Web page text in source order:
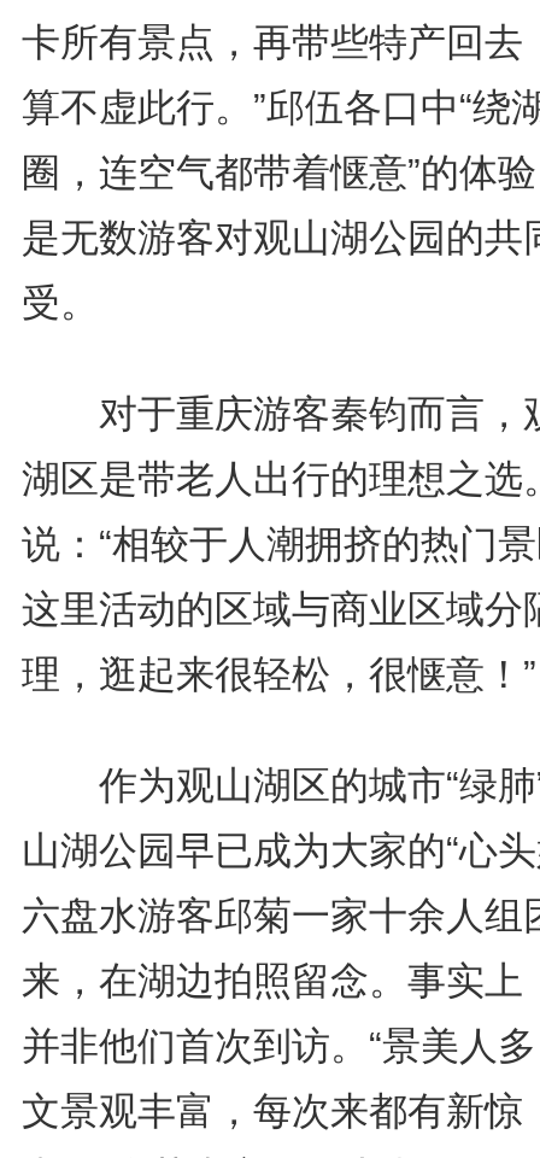
卡所有景点，再带些特产回去
算不虚此行。”邱伍各口中“绕
圈，连空气都带着惬意”的体
是无数游客对观山湖公园的共
受。
对于重庆游客秦钧而言，
湖区是带老人出行的理想之选
说：“相较于人潮拥挤的热门
这里活动的区域与商业区域分
理，逛起来很轻松，很惬意！”
作为观山湖区的城市“绿肺
山湖公园早已成为大家的“心
六盘水游客邱菊一家十余人组
来，在湖边拍照留念。事实上
并非他们首次到访。“景美人
文景观丰富，每次来都有新惊